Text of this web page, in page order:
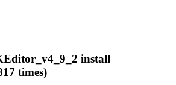
install
times)